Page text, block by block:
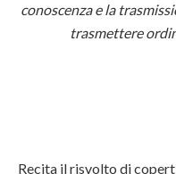
conoscenza e la
trasmettere
Recita il risvolto di